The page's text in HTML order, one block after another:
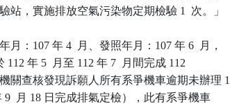
站，實施排放空氣污染物定期檢驗 1  次。」
月：107 年 4  月、發照年月：107 年 6  月，
112 年 5  月至 112 年 7  月間完成 112
關查核發現訴願人所有系爭機車逾期未辦理 1
9  月 18 日完成排氣定檢），此有系爭機車